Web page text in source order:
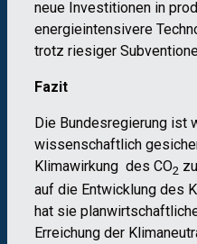
neue Investitionen in
energieintensivere
trotz riesiger
Fazit
Die Bundesregierung ist
wissenschaftlich
Klimawirkung des CO2
auf die Entwicklung des
hat sie
Erreichung der